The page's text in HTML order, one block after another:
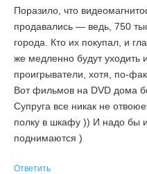
Поразило, что
продавались — ведь, 750
города. Кто их покупал, и
же медленно будут уходить
проигрыватели, хотя, по-
Вот фильмов на DVD дома
Супруга все никак не
полку в шкафу )) И надо бы
поднимаются )
Ответить